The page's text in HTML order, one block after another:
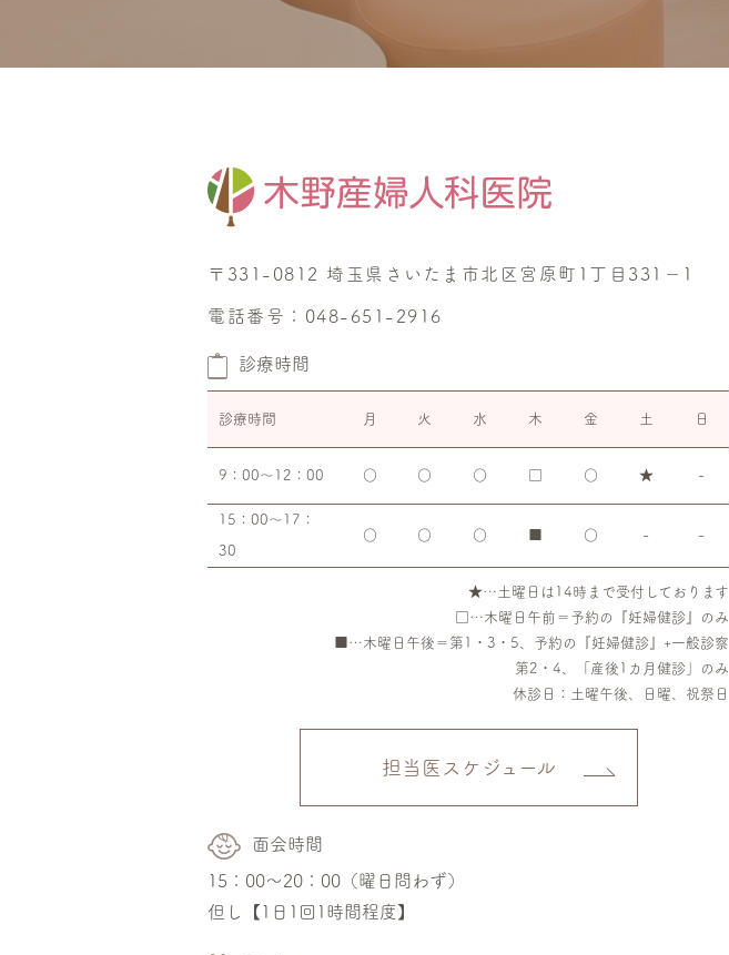
〒331-0812 埼玉県さいたま市北区宮原町1丁目331−1
電話番号：048-651-2916
診療時間
診療時間 月 火 水 木 金 土 日
9：00～12：00 ○ ○ ○ ○ ★ -
15：00～17：
30
○ ○ ○ ○ - -
★…土曜日は14時まで受付しております
□…木曜日午前＝予約の『妊婦健診』のみ
■…木曜日午後＝第1・3・5、予約の『妊婦健診』+一般診察
第2・4、「産後1カ月健診」のみ
休診日：土曜午後、日曜、祝祭日
担当医スケジュール
面会時間
15：00～20：00（曜日問わず）
但し【1日1回1時間程度】